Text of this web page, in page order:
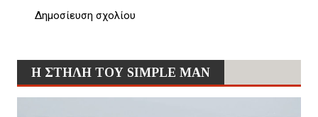
Δημοσίευση σχολίου
Η ΣΤΗΛΗ ΤΟΥ SIMPLE MAN